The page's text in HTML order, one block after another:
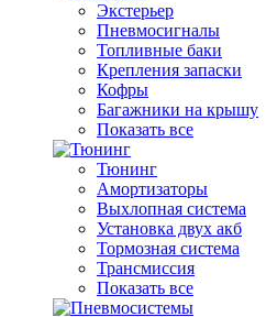
Экстерьер
Пневмосигналы
Топливные баки
Крепления запаски
Кофры
Багажники на крышу
Показать все
Тюнинг
Амортизаторы
Выхлопная система
Установка двух акб
Тормозная система
Трансмиссия
Показать все